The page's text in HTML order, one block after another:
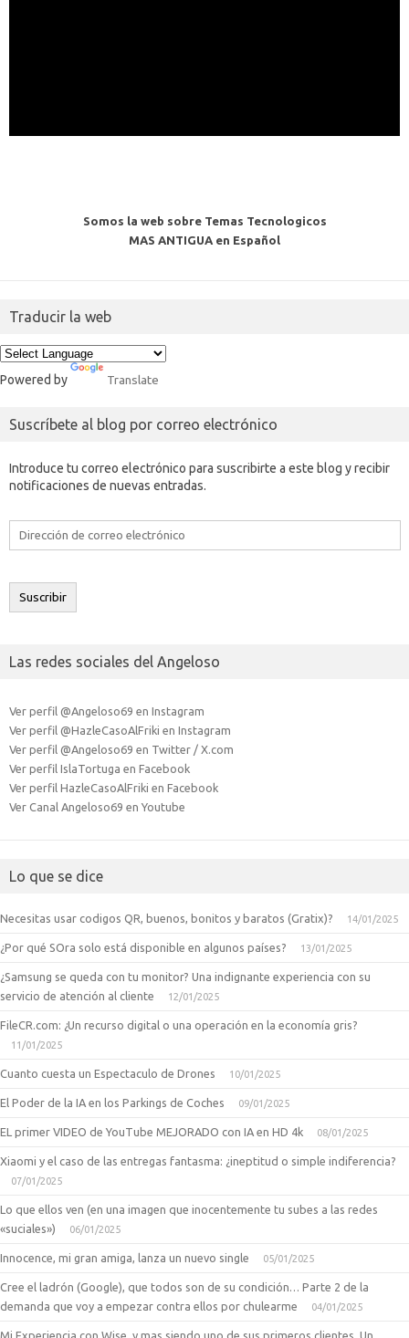
Somos la web sobre Temas Tecnologicos
MAS ANTIGUA en Español
Traducir la web
Powered by Translate
Suscríbete al blog por correo electrónico
Introduce tu correo electrónico para suscribirte a este blog y recibir
notificaciones de nuevas entradas.
Dirección
de
electrónico
Suscribir
Las redes sociales del Angeloso
Ver perfil @Angeloso69 en Instagram
Ver perfil @HazleCasoAlFriki en Instagram
Ver perfil @Angeloso69 en Twitter / X.com
Ver perfil IslaTortuga en Facebook
Ver perfil HazleCasoAlFriki en Facebook
Ver Canal Angeloso69 en Youtube
Lo que se dice
Necesitas usar codigos QR, buenos, bonitos y baratos (Gratix)? 14/01/2025
¿Por qué SOra solo está disponible en algunos países? 13/01/2025
¿Samsung se queda con tu monitor? Una indignante experiencia con su
servicio de atención al cliente
12/01/2025
FileCR.com: ¿Un recurso digital o una operación en la economía gris?
11/01/2025
Cuanto cuesta un Espectaculo de Drones 10/01/2025
El Poder de la IA en los Parkings de Coches 09/01/2025
EL primer VIDEO de YouTube MEJORADO con IA en HD 4k 08/01/2025
Xiaomi y el caso de las entregas fantasma: ¿ineptitud o simple indiferencia?
07/01/2025
Lo que ellos ven (en una imagen que inocentemente tu subes a las redes
«suciales»)
06/01/2025
Innocence, mi gran amiga, lanza un nuevo single 05/01/2025
Cree el ladrón (Google), que todos son de su condición… Parte 2 de la
demanda que voy a empezar contra ellos por chulearme
04/01/2025
Mi Experiencia con Wise, y mas siendo uno de sus primeros clientes. Un